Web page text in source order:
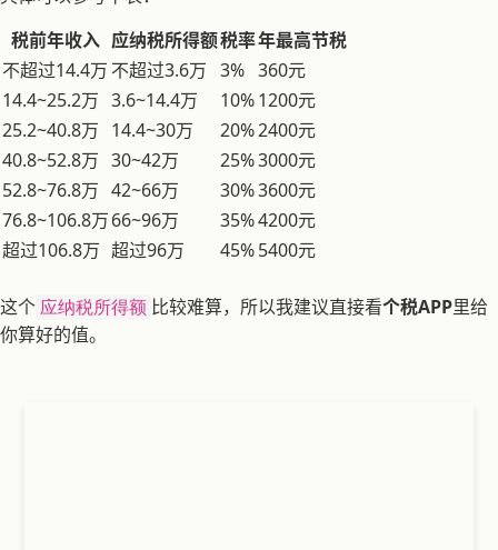
税前年收入 应纳税所得额税率年最高节税
不超过14.4万 不超过3.6万 3% 360元
14.4~25.2万 3.6~14.4万 10%1200元
25.2~40.8万 14.4~30万 20%2400元
40.8~52.8万 30~42万 25%3000元
52.8~76.8万 42~66万 30%3600元
76.8~106.8万66~96万 35%4200元
超过106.8万 超过96万 45%5400元
这个 应纳税所得额 比较难算，所以我建议直接看个税APP里给
你算好的值。